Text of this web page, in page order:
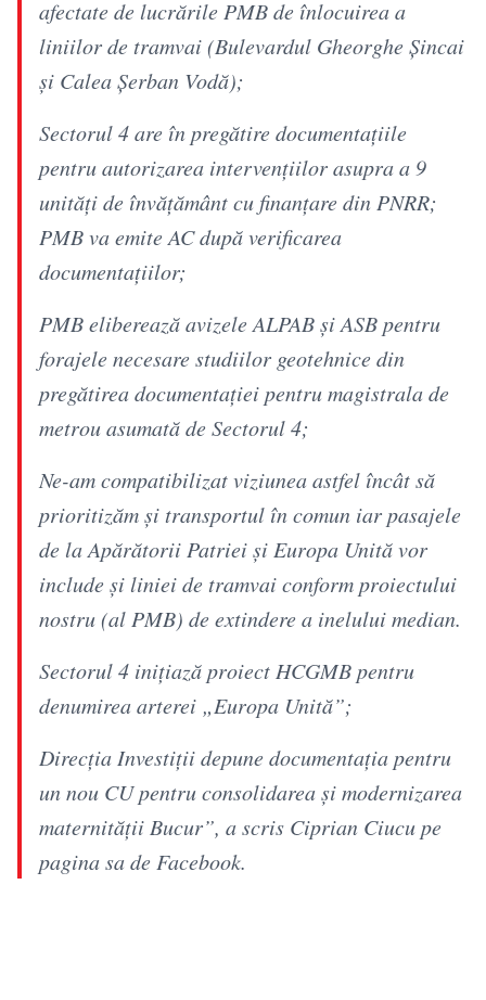
afectate de lucrările PMB de înlocuirea a
liniilor de tramvai (Bulevardul Gheorghe Șincai
și Calea Șerban Vodă);
Sectorul 4 are în pregătire documentațiile
pentru autorizarea intervențiilor asupra a 9
unități de învățământ cu finanțare din PNRR;
PMB va emite AC după verificarea
documentațiilor;
PMB eliberează avizele ALPAB și ASB pentru
forajele necesare studiilor geotehnice din
pregătirea documentației pentru magistrala de
metrou asumată de Sectorul 4;
Ne-am compatibilizat viziunea astfel încât să
prioritizăm și transportul în comun iar pasajele
de la Apărătorii Patriei și Europa Unită vor
include și liniei de tramvai conform proiectului
nostru (al PMB) de extindere a inelului median.
Sectorul 4 inițiază proiect HCGMB pentru
denumirea arterei „Europa Unită”;
Direcția Investiții depune documentația pentru
un nou CU pentru consolidarea și modernizarea
maternității Bucur”, a scris Ciprian Ciucu pe
pagina sa de Facebook.